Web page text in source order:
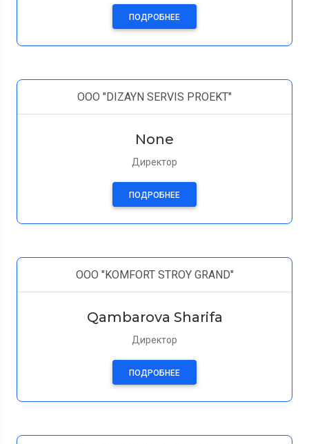
ПОДРОБНЕЕ
ООО "DIZAYN SERVIS PROEKT"
None
Директор
ПОДРОБНЕЕ
ООО "KOMFORT STROY GRAND"
Qambarova Sharifa
Директор
ПОДРОБНЕЕ